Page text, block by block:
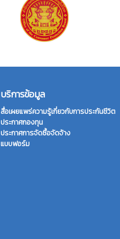
บริการข้อมูล
สื่อเผยแพร่ความรู้เกี่ยวกับการประกันชีวิต
ประกาศกองทุน
ประกาศการจัดซื้อจัดจ้าง
แบบฟอร์ม